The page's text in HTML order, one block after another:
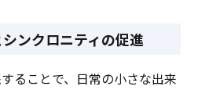
ンクロニティの促進
ることで、日常の小さな出来